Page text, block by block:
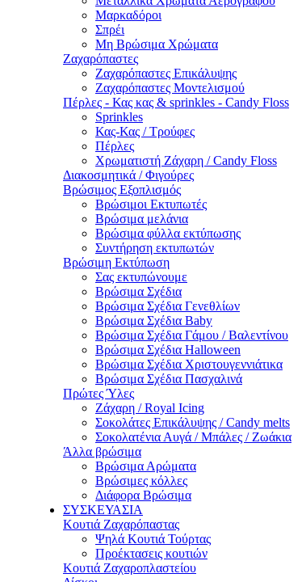
Μαρκαδόροι
Σπρέι
Μη Βρώσιμα Χρώματα
Ζαχαρόπαστες
Ζαχαρόπαστες Επικάλυψης
Ζαχαρόπαστες Μοντελισμού
Πέρλες - Κας κας & sprinkles - Candy Floss
Sprinkles
Κας-Κας / Τρούφες
Πέρλες
Χρωματιστή Ζάχαρη / Candy Floss
Διακοσμητικά / Φιγούρες
Βρώσιμος Εξοπλισμός
Βρώσιμοι Εκτυπωτές
Βρώσιμα μελάνια
Βρώσιμα φύλλα εκτύπωσης
Συντήρηση εκτυπωτών
Βρώσιμη Εκτύπωση
Σας εκτυπώνουμε
Βρώσιμα Σχέδια
Βρώσιμα Σχέδια Γενεθλίων
Βρώσιμα Σχέδια Baby
Βρώσιμα Σχέδια Γάμου / Βαλεντίνου
Βρώσιμα Σχέδια Halloween
Βρώσιμα Σχέδια Χριστουγεννιάτικα
Βρώσιμα Σχέδια Πασχαλινά
Πρώτες Ύλες
Ζάχαρη / Royal Icing
Σοκολάτες Επικάλυψης / Candy melts
Σοκολατένια Αυγά / Μπάλες / Ζωάκια
Άλλα βρώσιμα
Βρώσιμα Αρώματα
Βρώσιμες κόλλες
Διάφορα Βρώσιμα
ΣΥΣΚΕΥΑΣΙΑ
Κουτιά Ζαχαρόπαστας
Ψηλά Κουτιά Τούρτας
Προέκτασεις κουτιών
Κουτιά Ζαχαροπλαστείου